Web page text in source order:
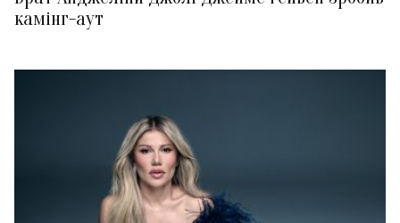
камінг-аут